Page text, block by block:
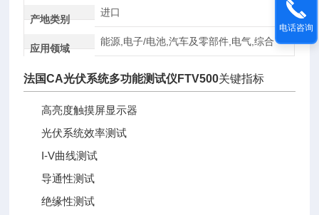
产地类别
进口
应用领域
能源,电子/电池,汽车及零部件,电气,综合
法国CA光伏系统多功能测试仪FTV500关键指标
高亮度触摸屏显示器
光伏系统效率测试
I-V曲线测试
导通性测试
绝缘性测试
电话咨询